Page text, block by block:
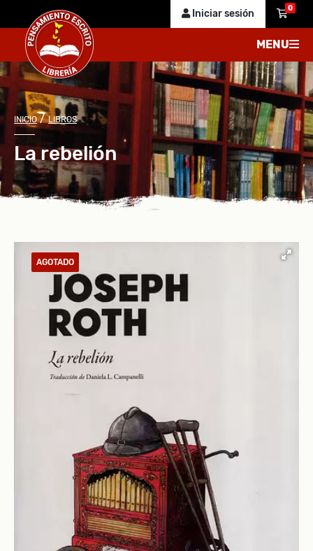
Iniciar sesión 0
MENU
INICIO/LIBROS
La rebelión
AGOTADO